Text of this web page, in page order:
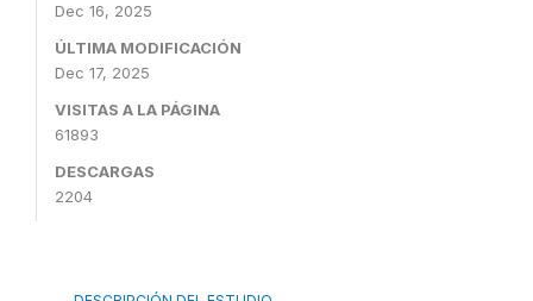
Dec 16, 2025
ÚLTIMA MODIFICACIÓN
Dec 17, 2025
VISITAS A LA PÁGINA
61893
DESCARGAS
2204